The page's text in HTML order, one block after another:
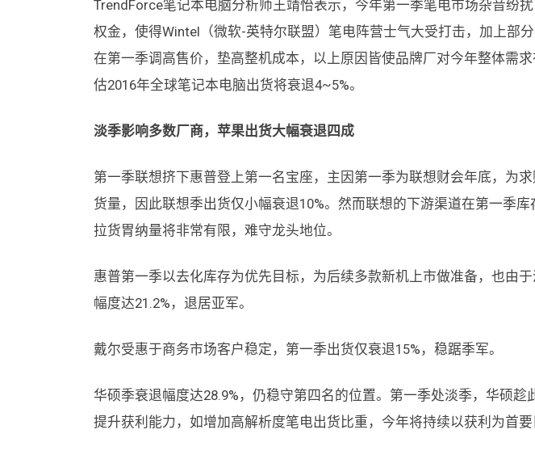
TrendForce笔记本电脑分析师王靖怡表示，今年第一季笔电市场杂音纷
权金，使得Wintel（微软-英特尔联盟）笔电阵营士气大受打击，加上部
在第一季调高售价，垫高整机成本，以上原因皆使品牌厂对今年整体需
估2016年全球笔记本电脑出货将衰退4~5%。
淡季影响多数厂商，苹果出货大幅衰退四成
第一季联想挤下惠普登上第一名宝座，主因第一季为联想财会年底，为
货量，因此联想季出货仅小幅衰退10%。然而联想的下游渠道在第一季
拉货胃纳量将非常有限，难守龙头地位。
惠普第一季以去化库存为优先目标，为后续多款新机上市做准备，也由
幅度达21.2%，退居亚军。
戴尔受惠于商务市场客户稳定，第一季出货仅衰退15%，稳踞季军。
华硕季衰退幅度达28.9%，仍稳守第四名的位置。第一季处淡季，华硕趁
提升获利能力，如增加高解析度笔电出货比重，今年将持续以获利为首要